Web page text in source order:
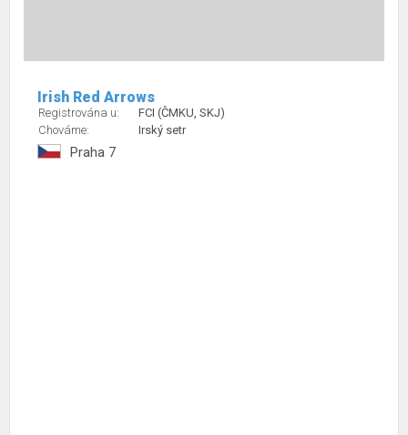
Irish Red Arrows
Registrována u:
FCI (ČMKU, SKJ)
Chováme:
Irský setr
Praha 7